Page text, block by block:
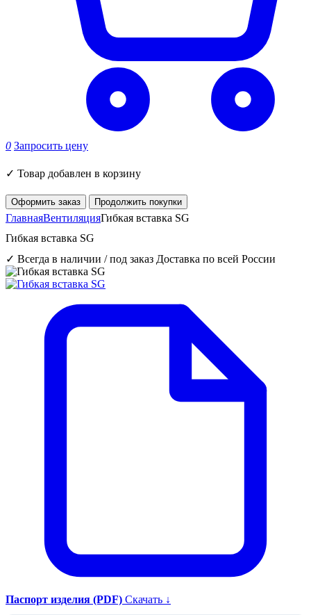
0 Запросить цену
✓ Товар добавлен в корзину
Оформить заказ Продолжить покупки
ГлавнаяВентиляцияГибкая вставка SG
Гибкая вставка SG
✓ Всегда в наличии / под заказ Доставка по всей России
Паспорт изделия (PDF) Скачать ↓